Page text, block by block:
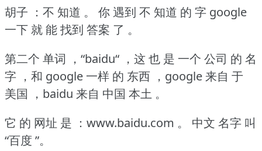
胡子 ：不 知道 。
你 遇到 不 知道 的 字 google
一下 就 能 找到 答案 了 。
第二个 单词 ，“baidu“ ，这 也 是 一个 公司 的 名
字 ，和 google 一样 的 东西 ，google 来自 于
美国 ，baidu 来自 中国 本土 。
它 的 网址 是 ：www.baidu.com 。
中文 名字 叫
“百度 ”。